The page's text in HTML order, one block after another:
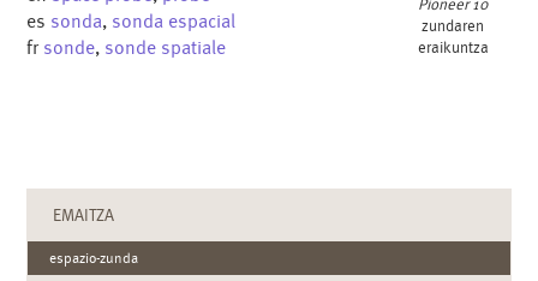
es sonda, sonda espacial
fr sonde, sonde spatiale
Pioneer 10
zundaren
eraikuntza
EMAITZA
espazio-zunda